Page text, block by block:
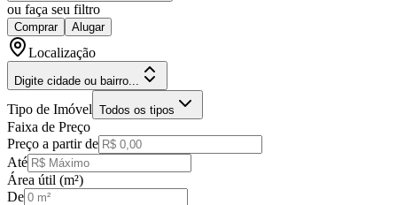
ou faça seu filtro
Comprar Alugar
Localização
Digite cidade ou bairro...
Tipo de Imóvel Todos os tipos
Faixa de Preço
Preço a partir de
Até
Área útil (m²)
De